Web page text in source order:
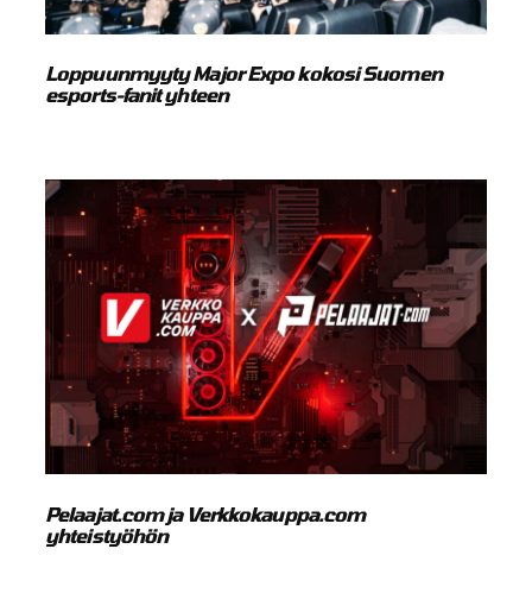
Loppuunmyyty Major Expo kokosi Suomen
esports-fanit yhteen
Pelaajat.com ja Verkkokauppa.com
yhteistyöhön